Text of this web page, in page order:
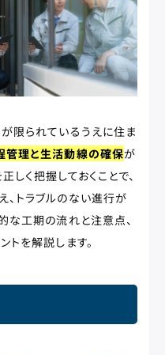
限られているうえに住ま
管理と生活動線の確保が
しく把握しておくことで、
トラブルのない進行が
な工期の流れと注意点、
トを解説します。